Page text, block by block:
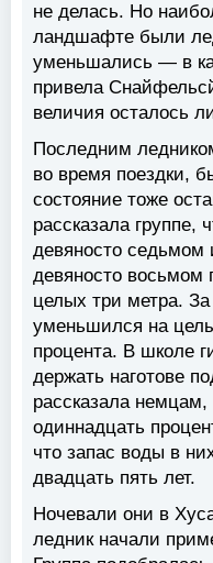
не делась. Но
ландшафте были
уменьшались — в
привела
величия осталось
Последним
во время поездки,
состояние тоже
рассказала группе,
девяносто седьмом
девяносто восьмом
целых три метра.
уменьшился на
процента. В школе
держать наготове
рассказала
одиннадцать
что запас воды в
двадцать пять лет.
Ночевали они в
ледник начали